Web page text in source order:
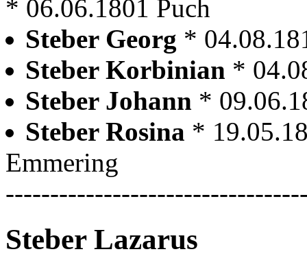
* 06.06.1801 Puch
Steber Georg *
Steber Korbinian *
Steber Johann *
Steber Rosina *
Emmering
Steber Lazarus